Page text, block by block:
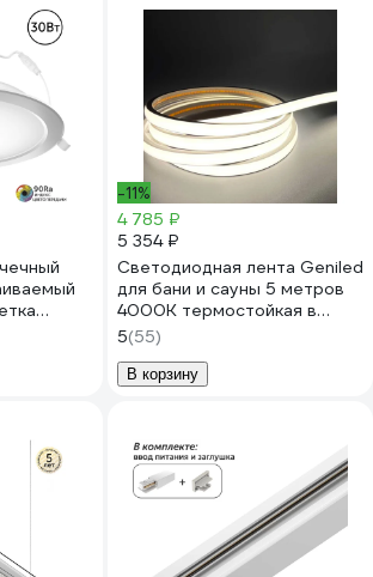
для
-11%
4 785 ₽
5 354 ₽
Светодиодная лента Geniled
для бани и сауны 5 метров
4000К термостойкая в
силиконе 24v 03570
5(55)
В корзину